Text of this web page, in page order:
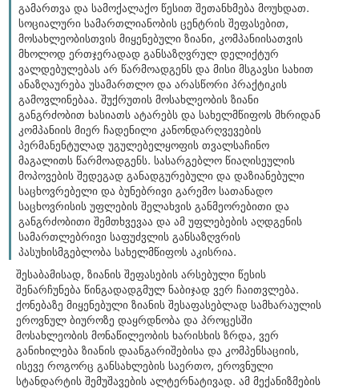
გამართვა და სამოქალაქო წესით შეთანხმება მოუხდათ.
სოციალური სამართლიანობის ცენტრის შეფასებით,
მოსახლეობისთვის მიყენებული ზიანი, კომპანიისათვის
მხოლოდ ერთჯერადად განსაზღვრულ დელიქტურ
ვალდებულებას არ წარმოადგენს და მისი მსგავსი სახით
ანაზღაურება უსამართლო და არასწორი პრაქტიკის
გამოვლინებაა. შუქრუთის მოსახლეობის ზიანი
განგრძობით ხასიათს ატარებს და სახელმწიფოს მხრიდან
კომპანიის მიერ ჩადენილი კანონდარღვევების
პერმანენტულად უგულებელყოფის თვალსაჩინო
მაგალითს წარმოადგენს. სასარგებლო წიაღისეულის
მოპოვების შედეგად განადგურებული და დაზიანებული
საცხოვრებელი და ბუნებრივი გარემო სათანადო
საცხოვრისის უფლების შელახვის განმეორებითი და
განგრძობითი შემთხვევაა და ამ უფლებების აღდგენის
სამართლებრივი საფუძვლის განსაზღვრის
პასუხისმგებლობა სახელმწიფოს აკისრია.
შესაბამისად, ზიანის შეფასების არსებული წესის
შენარჩუნება წინგადადგმულ ნაბიჯად ვერ ჩაითვლება.
ქონებაზე მიყენებული ზიანის შესაფასებლად სამხარაულის
ეროვნულ ბიუროზე დაყრდნობა და პროცესში
მოსახლეობის მონაწილეობის ხარისხის ზრდა, ვერ
განიხილება ზიანის დაანგარიშებისა და კომპენსაციის,
ისევე როგორც განსახლების საერთო, ეროვნული
სტანდარტის შემუშავების ალტერნატივად. ამ მექანიზმების